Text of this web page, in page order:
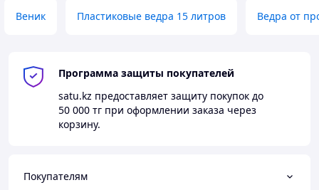
Веник Пластиковые ведра 15 литров Ведра от
Программа защиты покупателей
satu.kz предоставляет защиту покупок до
50 000 тг при оформлении заказа через
корзину.
Покупателям